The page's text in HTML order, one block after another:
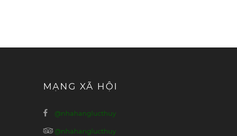
MẠNG XÃ HỘI
@nhahanglucthuy
@nhahanglucthuy